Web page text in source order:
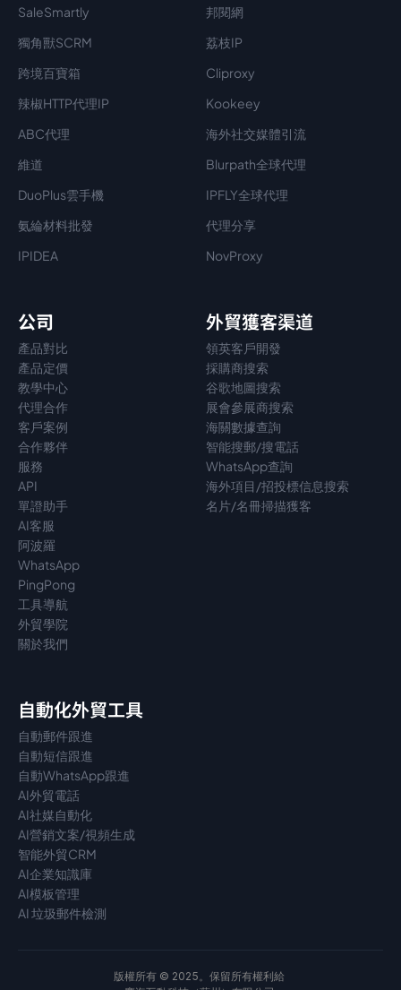
SaleSmartly
邦閱網
獨角獸SCRM
荔枝IP
跨境百寶箱
Cliproxy
辣椒HTTP代理IP
Kookeey
ABC代理
海外社交媒體引流
維道
Blurpath全球代理
DuoPlus雲手機
IPFLY全球代理
氨綸材料批發
代理分享
IPIDEA
NovProxy
公司
產品對比
產品定價
教學中心
代理合作
客戶案例
合作夥伴
服務
API
單證助手
AI客服
阿波羅
WhatsApp
PingPong
工具導航
外貿學院
關於我們
外貿獲客渠道
領英客戶開發
採購商搜索
谷歌地圖搜索
展會參展商搜索
海關數據查詢
智能搜郵/搜電話
WhatsApp查詢
海外項目/招投標信息搜索
名片/名冊掃描獲客
自動化外貿工具
自動郵件跟進
自動短信跟進
自動WhatsApp跟進
AI外貿電話
AI社媒自動化
AI營銷文案/視頻生成
智能外貿CRM
AI企業知識庫
AI模板管理
AI 垃圾郵件檢測
版權所有 © 2025。保留所有權利給